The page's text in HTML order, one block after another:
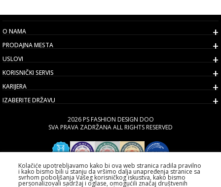
O NAMA
PRODAJNA MESTA
USLOVI
KORISNIČKI SERVIS
KARIJERA
IZABERITE DRŽAVU
2026 PS FASHION DESIGN DOO
SVA PRAVA ZADRŽANA ALL RIGHTS RESERVED
Kolačiće upotrebljavamo kako bi ova web stranica radila pravilno
i kako bismo bili u stanju da vršimo dalja unapređenja stranice sa
svrhom poboljšanja Vašeg korisničkog iskustva, kako bismo
personalizovali sadržaj i oglase, omogućili značaj društvenih